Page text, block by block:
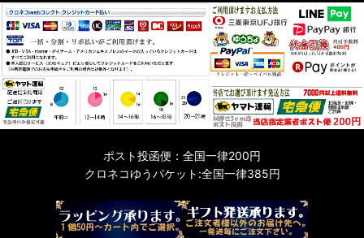
ポスト投函便：全国一律200円
クロネコゆうパケット:全国一律385円